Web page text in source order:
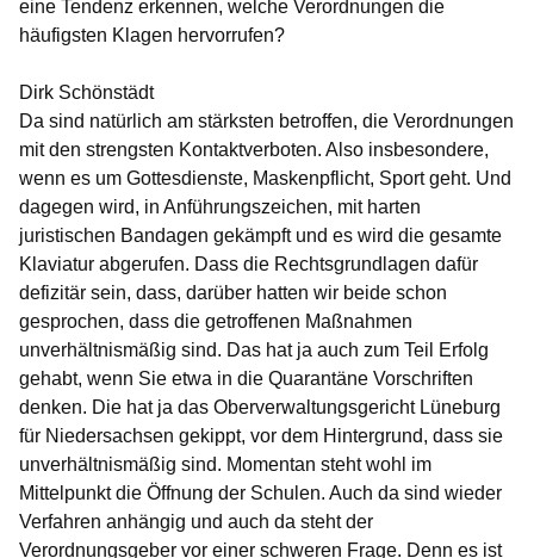
eine Tendenz erkennen, welche Verordnungen die
häufigsten Klagen hervorrufen?
Dirk Schönstädt
Da sind natürlich am stärksten betroffen, die Verordnungen
mit den strengsten Kontaktverboten. Also insbesondere,
wenn es um Gottesdienste, Maskenpflicht, Sport geht. Und
dagegen wird, in Anführungszeichen, mit harten
juristischen Bandagen gekämpft und es wird die gesamte
Klaviatur abgerufen. Dass die Rechtsgrundlagen dafür
defizitär sein, dass, darüber hatten wir beide schon
gesprochen, dass die getroffenen Maßnahmen
unverhältnismäßig sind. Das hat ja auch zum Teil Erfolg
gehabt, wenn Sie etwa in die Quarantäne Vorschriften
denken. Die hat ja das Oberverwaltungsgericht Lüneburg
für Niedersachsen gekippt, vor dem Hintergrund, dass sie
unverhältnismäßig sind. Momentan steht wohl im
Mittelpunkt die Öffnung der Schulen. Auch da sind wieder
Verfahren anhängig und auch da steht der
Verordnungsgeber vor einer schweren Frage. Denn es ist